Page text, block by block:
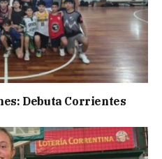
Debuta Corrientes